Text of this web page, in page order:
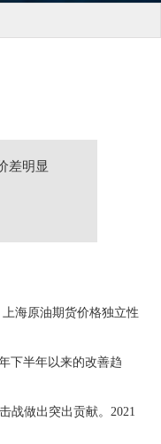
差明显
海原油期货价格独立性
下半年以来的改善趋
战做出突出贡献。2021